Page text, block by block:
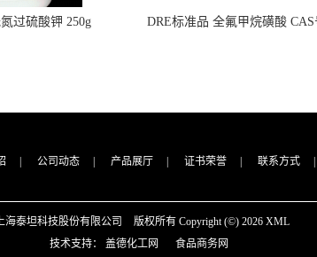
过硫酸钾 250g
DRE标准品 全氟甲烷磺酸 CAS
| 公司动态 | 产品展厅 | 证书荣誉 | 联系方式 |
上海泰坦科技股份有限公司 版权所有 Copyright (©) 2026 XML
技术支持： 盖德化工网 食品商务网